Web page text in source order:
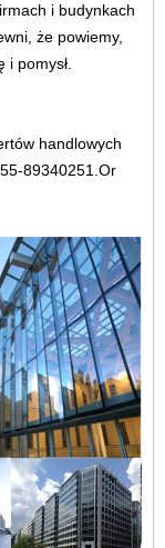
i budynkach
że powiemy,
pomysł.
handlowych
89340251.Or